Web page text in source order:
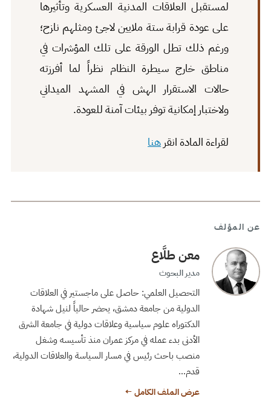
لمستقبل العلاقات المدنية العسكرية وتأثيرها
على عودة قرابة ستة ملايين لاجئ ومثلهم نازح؛
ورغم ذلك تطل الورقة على تلك المؤشرات في
مناطق خارج سيطرة النظام نظراً لما أفرزته
حالات الاستقرار الهش في المشهد الميداني
ولاختبار إمكانية توفر بيئات آمنة للعودة.
لقراءة المادة انقر هنا
عن المؤلف
معن طلَّاع
مدير البحوث
التحصيل العلمي: حاصل على ماجستير في العلاقات
الدولية من جامعة دمشق، يحضر حالياً لنيل شهادة
الدكتوراه علوم سياسية وعلاقات دولية في جامعة الشرق
الأدنى بدء عمله في مركز عمران منذ تأسيسه وشغل
منصب باحث رئيس في مسار السياسة والعلاقات الدولية،
قدم…
عرض الملف الكامل ←